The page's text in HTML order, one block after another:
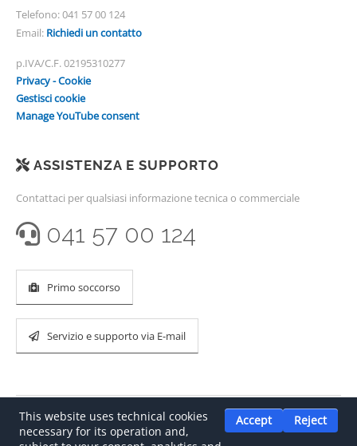
Telefono:041 57 00 124
Email: Richiedi un contatto
p.IVA/C.F. 02195310277
Privacy - Cookie
Gestisci cookie
Manage YouTube consent
ASSISTENZA E SUPPORTO
Contattaci per qualsiasi informazione tecnica o commerciale
041 57 00 124
Primo soccorso
Servizio e supporto via E-mail
This website uses technical cookies
necessary for its operation and,
Accept Reject